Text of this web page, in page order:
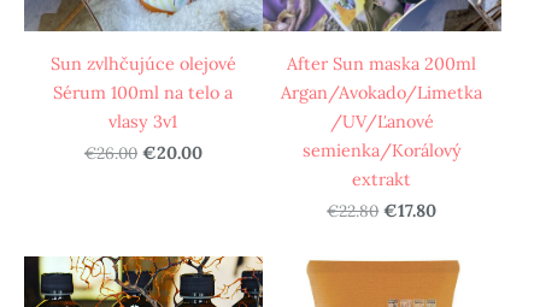
Sun zvlhčujúce olejové
Sérum 100ml na telo a
vlasy 3v1
€26.00 €20.00
After Sun maska 200ml
Argan/Avokado/Limetka
/UV/Ľanové
semienka/Korálový
extrakt
€22.80 €17.80